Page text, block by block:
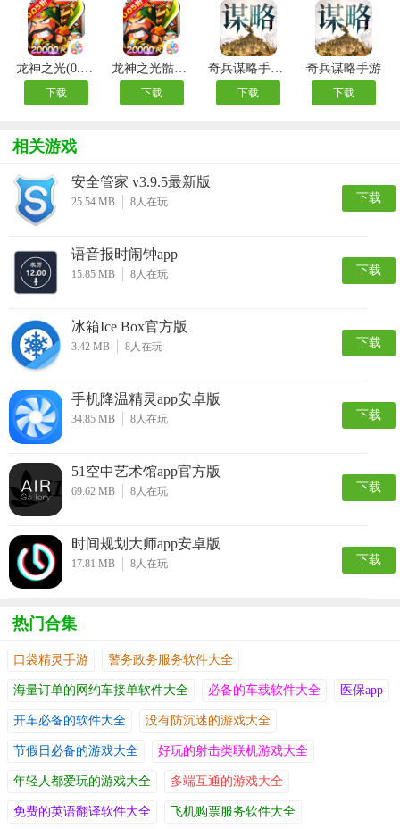
龙神之光(0.05折日送20000代充券)
下载
龙神之光骷髅传奇手游
下载
奇兵谋略手游官方版
下载
奇兵谋略手游
下载
相关游戏
安全管家 v3.9.5最新版
25.54 MB 8人在玩 下载
语音报时闹钟app
15.85 MB 8人在玩 下载
冰箱Ice Box官方版
3.42 MB 8人在玩 下载
手机降温精灵app安卓版
34.85 MB 8人在玩 下载
51空中艺术馆app官方版
69.62 MB 8人在玩 下载
时间规划大师app安卓版
17.81 MB 8人在玩 下载
热门合集
口袋精灵手游 警务政务服务软件大全
海量订单的网约车接单软件大全 必备的车载软件大全 医保app
开车必备的软件大全 没有防沉迷的游戏大全
节假日必备的游戏大全 好玩的射击类联机游戏大全
年轻人都爱玩的游戏大全 多端互通的游戏大全
免费的英语翻译软件大全 飞机购票服务软件大全